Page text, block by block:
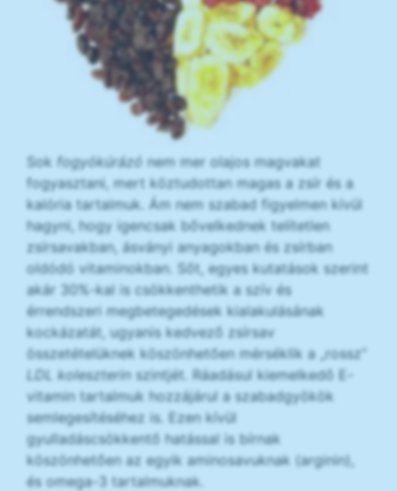
Sok fogyókúrázó nem mer olajos magvakat
fogyasztani, mert köztudottan magas a zsír és a
kalória tartalmuk. Ám nem szabad figyelmen kívül
hagyni, hogy igencsak bővelkednek telítetlen
zsírsavakban, ásványi anyagokban és zsírban
oldódó vitaminokban. Sőt, egyes kutatások szerint
akár 30%-kal is csökkenthetik a szív és
érrendszeri megbetegedések kialakulásának
kockázatát, ugyanis kedvező zsírsav
összetételüknek köszönhetően mérséklik a „rossz”
LDL koleszterin szintjét. Ráadásul kiemelkedő E-
vitamin tartalmuk hozzájárul a szabadgyökök
semlegesítéséhez is. Ezen kívül
gyulladáscsökkentő hatással is bírnak
köszönhetően az egyik aminosavuknak (arginin),
és omega-3 tartalmuknak.